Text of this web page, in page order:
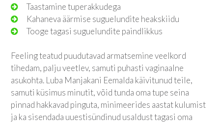
Taastamine tuperakkudega
Kahaneva äärmise suguelundite heakskiidu
Tooge tagasi suguelundite paindlikkus
Feeling teatud puudutavad armatsemine veelkord
tihedam, palju veetlev, samuti puhasti vaginaalne
asukohta. Luba Manjakani Eemalda käivitunud teile,
samuti küsimus minutit, võid tunda oma tupe seina
pinnad hakkavad pinguta, minimeerides aastat kulumist
ja ka sisendada uuestisündinud usaldust tagasi oma